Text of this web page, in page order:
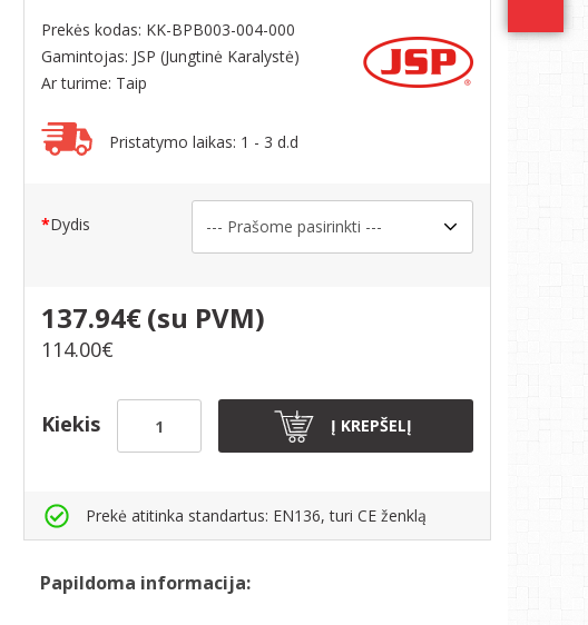
Prekės kodas: KK-BPB003-004-000
Gamintojas: JSP (Jungtinė Karalystė)
Ar turime: Taip
Pristatymo laikas: 1 - 3 d.d
Dydis
137.94€(su PVM)
114.00€
Kiekis Į KREPŠELĮ
Prekė atitinka standartus: EN136, turi CE ženklą
Papildoma informacija: